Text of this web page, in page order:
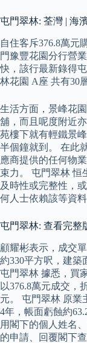
屯門翠林: 荃灣 | 海
自住客斥376.8萬元
門豫豐花園分行營
快，該行最新錄得
林花園 A座 共有30
生活方面，景峰花
舖，而且呢度附近
苑樓下就有輕鐵景
半個鐘就到。 在此
應商提供的任何物
束力。 屯門翠林 恒
及時性或完整性，
何人士依賴該等資
屯門翠林: 查看完整
顧耀彬表示，成交
約330平方呎，建築
屯門翠林 據悉，買
以376.8萬元成交，
元。 屯門翠林 原業
4年，帳面虧蝕約
用閣下的個人姓名
的申請、回覆閣下